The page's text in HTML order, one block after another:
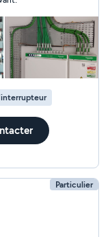
Particulier